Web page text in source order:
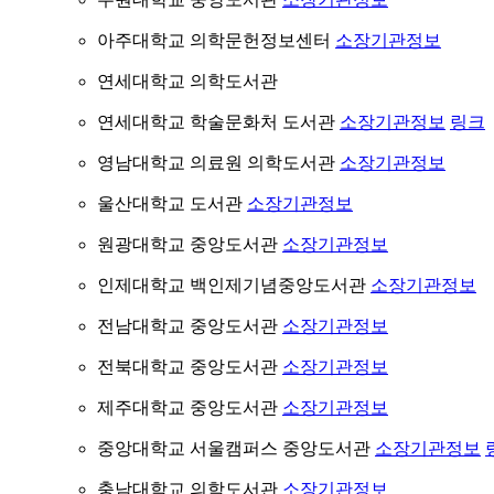
아주대학교 의학문헌정보센터 소장기관정보
연세대학교 의학도서관
연세대학교 학술문화처 도서관 소장기관정보 링크
영남대학교 의료원 의학도서관 소장기관정보
울산대학교 도서관 소장기관정보
원광대학교 중앙도서관 소장기관정보
인제대학교 백인제기념중앙도서관 소장기관정보
전남대학교 중앙도서관 소장기관정보
전북대학교 중앙도서관 소장기관정보
제주대학교 중앙도서관 소장기관정보
중앙대학교 서울캠퍼스 중앙도서관 소장기관정보
충남대학교 의학도서관 소장기관정보